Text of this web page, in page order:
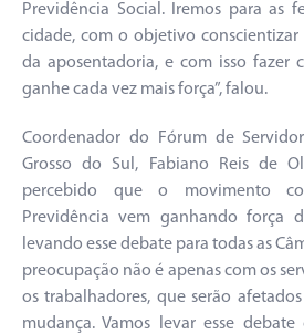
Previdência Social. Iremos para as
cidade, com o objetivo conscientizar
da aposentadoria, e com isso fazer
ganhe cada vez mais força”, falou.
Coordenador do Fórum de
Grosso do Sul, Fabiano Reis de
percebido que o movimento
Previdência vem ganhando força
levando esse debate para todas as
preocupação não é apenas com os
os trabalhadores, que serão
mudança. Vamos levar esse